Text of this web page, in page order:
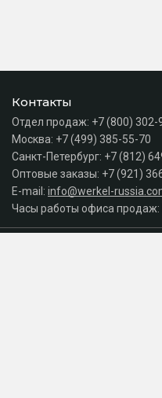
Контакты
Отдел продаж: +7 (800) 302-
Москва: +7 (499) 385-55-70
Санкт-Петербург: +7 (812)
Оптовые заказы: +7 (921)
E-mail: info@werkel-
Часы работы офиса продаж: